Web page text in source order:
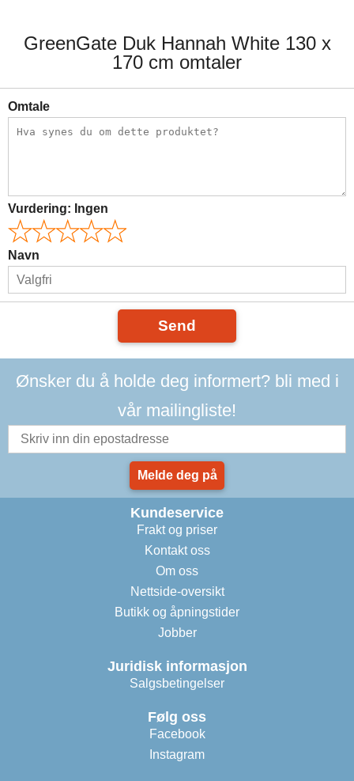
GreenGate Duk Hannah White 130 x
170 cm omtaler
Omtale
Vurdering: Ingen
Navn
Send
Ønsker du å holde deg informert? bli med i
vår mailingliste!
Melde deg på
Kundeservice
Frakt og priser
Kontakt oss
Om oss
Nettside-oversikt
Butikk og åpningstider
Jobber
Juridisk informasjon
Salgsbetingelser
Følg oss
Facebook
Instagram